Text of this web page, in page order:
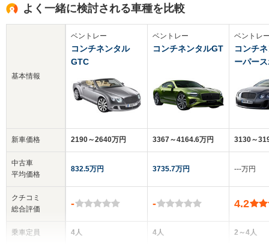
よく一緒に検討される車種を比較
基本情報
新車価格
中古車
平均価格
クチコミ
総合評価
乗車定員
ベントレー
コンチネンタル
GTC
2190～2640万円
832.5万円
-
4人
ベントレー
コンチネンタルGT
3367～4164.6万円
3735.7万円
-
4人
ベントレ
コンチ
ーパー
3130～
‐‐‐万円
4.2
2～4人